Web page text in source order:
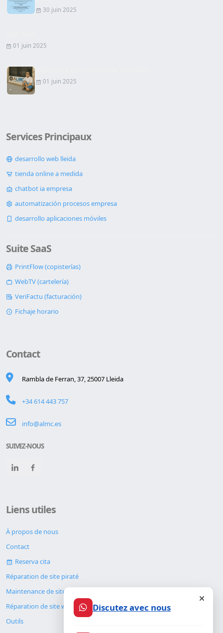
30 juin 2025
01 juin 2025
01 juin 2025
Services Principaux
desarrollo web lleida
tienda online a medida
chatbot ia empresa
automatización procesos empresa
desarrollo aplicaciones móviles
Suite SaaS
PrintFlow (copisterías)
WebTV (cartelería)
VeriFactu (facturación)
Fichaje horario
Contact
Rambla de Ferran, 37, 25007 Lleida
+34 614 443 757
info@almc.es
SUIVEZ-NOUS
Liens utiles
À propos de nous
Contact
Reserva cita
Réparation de site piraté
Maintenance de site web
Réparation de site web
Outils
Discutez avec nous